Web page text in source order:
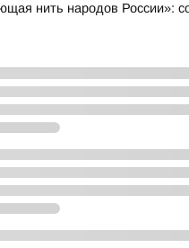
нить народов России»: